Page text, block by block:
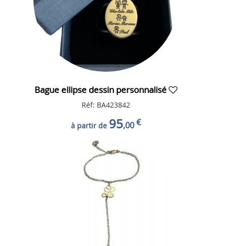
Bague ellipse dessin personnalisé
Réf: BA423842
à partir de 95,00€